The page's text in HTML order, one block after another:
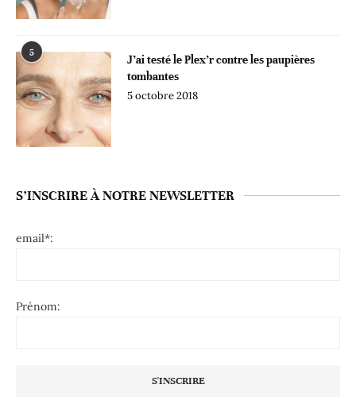
5
J’ai testé le Plex’r contre les paupières
tombantes
5 octobre 2018
S’INSCRIRE À NOTRE NEWSLETTER
email*:
Prénom: